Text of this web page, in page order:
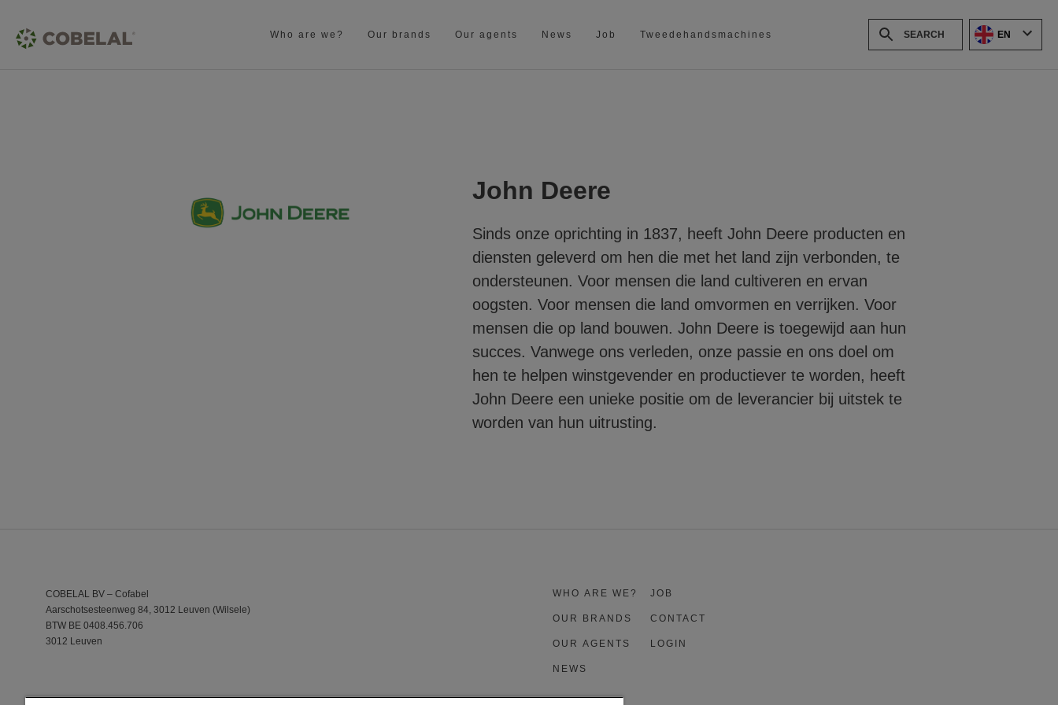
Who are we? Our brands Our agents News Job Tweedehandsmachines EN
John Deere
Sinds onze oprichting in 1837, heeft John Deere producten en
diensten geleverd om hen die met het land zijn verbonden, te
ondersteunen. Voor mensen die land cultiveren en ervan
oogsten. Voor mensen die land omvormen en verrijken. Voor
mensen die op land bouwen. John Deere is toegewijd aan hun
succes. Vanwege ons verleden, onze passie en ons doel om
hen te helpen winstgevender en productiever te worden, heeft
John Deere een unieke positie om de leverancier bij uitstek te
worden van hun uitrusting.
COBELAL BV – Cofabel
Aarschotsesteenweg 84, 3012 Leuven (Wilsele)
BTW BE 0408.456.706
3012 Leuven
WHO ARE WE?
OUR BRANDS
OUR AGENTS
NEWS
JOB
CONTACT
LOGIN